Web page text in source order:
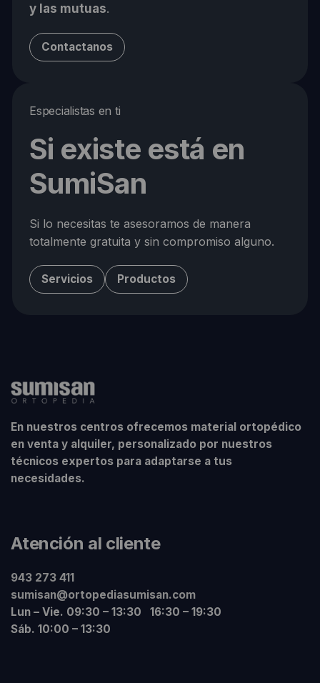
y las mutuas.
Contactanos
Especialistas en ti
Si existe está en
SumiSan
Si lo necesitas te asesoramos de manera
totalmente gratuita y sin compromiso alguno.
Servicios Productos
En nuestros centros ofrecemos material ortopédico
en venta y alquiler, personalizado por nuestros
técnicos expertos para adaptarse a tus
necesidades.
Atención al cliente
943 273 411
sumisan@ortopediasumisan.com
Lun – Vie. 09:30 – 13:30 16:30 – 19:30
Sáb. 10:00 – 13:30